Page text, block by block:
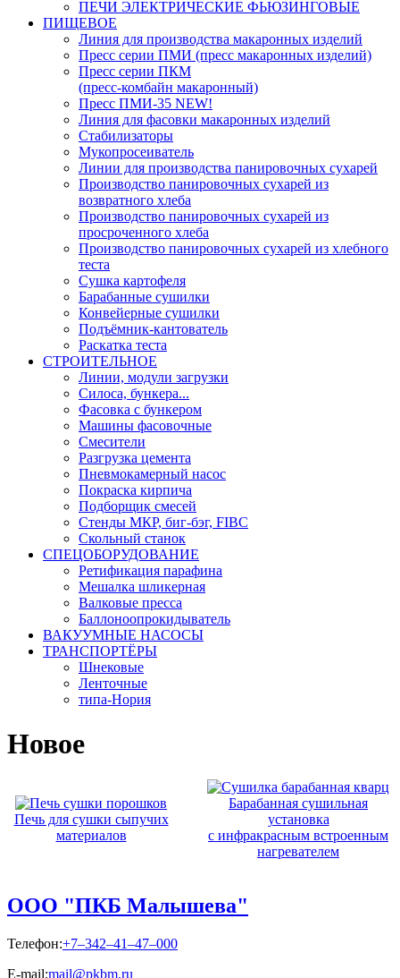
ПЕЧИ ЭЛЕКТРИЧЕСКИЕ ФЬЮЗИНГОВЫЕ
ПИЩЕВОЕ
Линия для производства макаронных изделий
Пресс серии ПМИ (пресс макаронных изделий)
Пресс серии ПКМ
(пресс-комбайн макаронный)
Пресс ПМИ-35 NEW!
Линия для фасовки макаронных изделий
Стабилизаторы
Мукопросеиватель
Линии для производства панировочных сухарей
Производство панировочных сухарей из
возвратного хлеба
Производство панировочных сухарей из
просроченного хлеба
Производство панировочных сухарей из хлебного
теста
Сушка картофеля
Барабанные сушилки
Конвейерные сушилки
Подъёмник-кантователь
Раскатка теста
СТРОИТЕЛЬНОЕ
Линии, модули загрузки
Силоса, бункера...
Фасовка с бункером
Машины фасовочные
Смесители
Разгрузка цемента
Пневмокамерный насос
Покраска кирпича
Подборщик смесей
Стенды МКР, биг-бэг, FIBC
Скольный станок
СПЕЦОБОРУДОВАНИЕ
Ретификация парафина
Мешалка шликерная
Валковые пресса
Баллоноопрокидыватель
ВАКУУМНЫЕ НАСОСЫ
ТРАНСПОРТЁРЫ
Шнековые
Ленточные
типа-Нория
Новое
Печь для сушки сыпучих
материалов
Барабанная сушильная
установка
с инфракрасным встроенным
нагревателем
ООО "ПКБ Малышева"
Телефон:+7–342–41–47–000
E-mail:mail@pkbm.ru